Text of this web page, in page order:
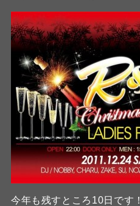
今年も残すところ10日です！